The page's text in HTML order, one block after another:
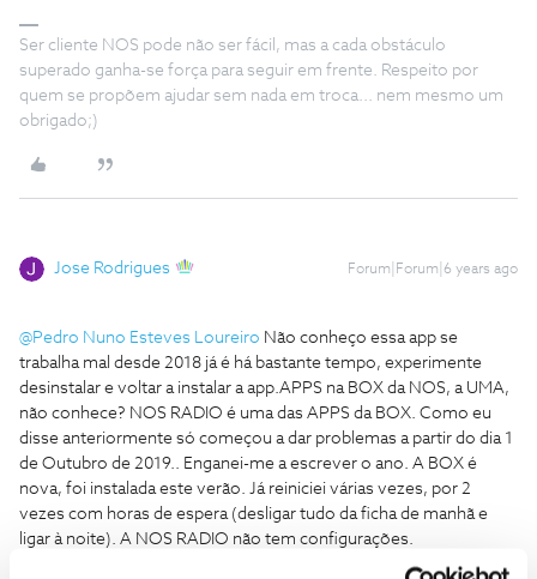
Ser cliente NOS pode não ser fácil, mas a cada obstáculo
superado ganha-se força para seguir em frente. Respeito por
quem se propõem ajudar sem nada em troca... nem mesmo um
obrigado;)
Jose Rodrigues Forum|Forum|6 years ago
@Pedro Nuno Esteves Loureiro Não conheço essa app se
trabalha mal desde 2018 já é há bastante tempo, experimente
desinstalar e voltar a instalar a app.APPS na BOX da NOS, a UMA,
não conhece? NOS RADIO é uma das APPS da BOX. Como eu
disse anteriormente só começou a dar problemas a partir do dia 1
de Outubro de 2019.. Enganei-me a escrever o ano. A BOX é
nova, foi instalada este verão. Já reiniciei várias vezes, por 2
vezes com horas de espera (desligar tudo da ficha de manhã e
ligar à noite). A NOS RADIO não tem configurações.
Sim, tem razão, quando eu disse que não conheço é porque o